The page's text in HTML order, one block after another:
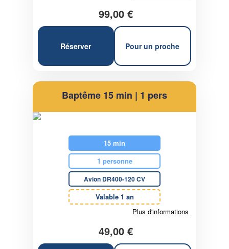
99,00 €
Réserver Pour un proche
Baptême 15 min | 1 pers
15 min
1 personne
Avion DR400-120 CV
Valable 1 an
Plus d'informations
49,00 €